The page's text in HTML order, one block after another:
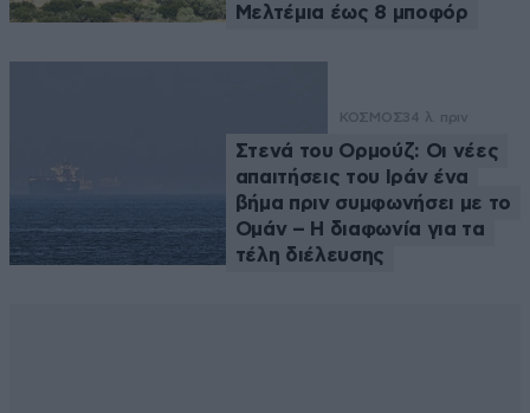
Μελτέμια έως 8 μποφόρ
ΚΟΣΜΟΣ34 λ. πριν
Στενά του Ορμούζ: Οι νέες
απαιτήσεις του Ιράν ένα
βήμα πριν συμφωνήσει με το
Ομάν – Η διαφωνία για τα
τέλη διέλευσης